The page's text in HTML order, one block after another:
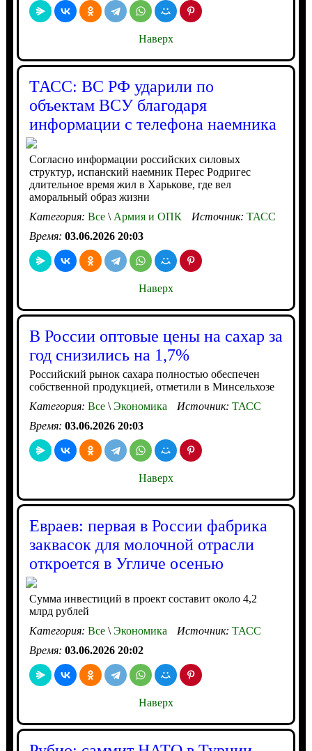
Наверх
ТАСС: ВС РФ ударили по
объектам ВСУ благодаря
информации с телефона наемника
Согласно информации российских силовых
структур, испанский наемник Перес Родригес
длительное время жил в Харькове, где вел
аморальный образ жизни
Категория: Все\Армия и ОПК Источник: ТАСС
Время: 03.06.2026 20:03
Наверх
В России оптовые цены на сахар за
год снизились на 1,7%
Российский рынок сахара полностью обеспечен
собственной продукцией, отметили в Минсельхозе
Категория: Все\Экономика Источник: ТАСС
Время: 03.06.2026 20:03
Наверх
Евраев: первая в России фабрика
заквасок для молочной отрасли
откроется в Угличе осенью
Сумма инвестиций в проект составит около 4,2
млрд рублей
Категория: Все\Экономика Источник: ТАСС
Время: 03.06.2026 20:02
Наверх